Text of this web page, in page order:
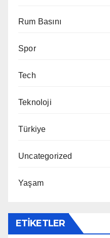
Rum Basını
Spor
Tech
Teknoloji
Türkiye
Uncategorized
Yaşam
ETIKETLER